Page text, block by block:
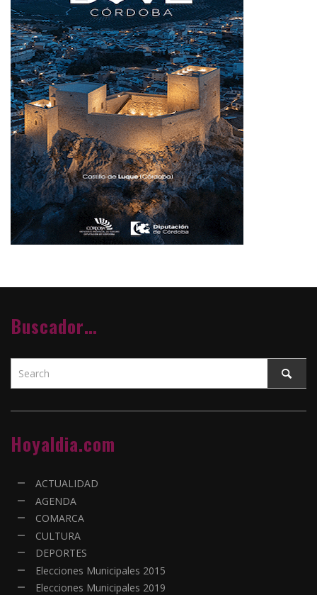
Buscador…
Hoyaldia.com
ACTUALIDAD
AGENDA
COMARCA
CULTURA
DEPORTES
Elecciones Municipales 2015
Elecciones Municipales 2019